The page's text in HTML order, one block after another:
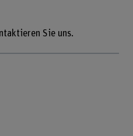
Sie uns.